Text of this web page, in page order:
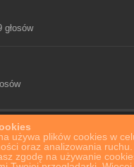
używa plików cookies w
oraz analizowania
zgodę na używanie
głosów
Zjazd rodzinny u Madei